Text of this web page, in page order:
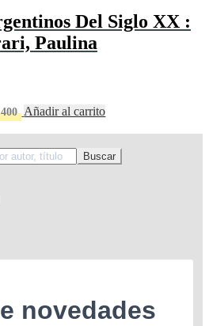
Del Siglo XX :
Paulina
Añadir al carrito
novedades